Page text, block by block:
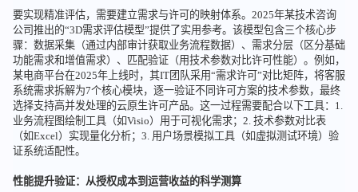
要实现精准评估，需要建立需求与许可的映射体系。2025年某技术咨询
公司推出的“3D需求评估模型”提供了实用参考。该模型包含三个核心步
骤：数据采集（通过内部审计获取业务流程数据）、需求分层（区分基础
功能需求和增值需求）、匹配验证（用技术参数对比许可性能）。例如，
某电商平台在2025年上线时，其IT团队采用“需求许可”对比矩阵，将客服
系统需求拆解为7个核心模块，逐一验证不同许可方案的技术参数，最终
选择支持高并发处理的云原生许可产品。这一过程需要配合以下工具：1.
业务流程图绘制工具（如Visio）用于可视化需求；2. 技术参数对比表
（如Excel）实现量化分析；3. 用户场景模拟工具（如虚拟测试环境）验
证系统适配性。
性能提升验证：从授权成本到运营收益的科学测算